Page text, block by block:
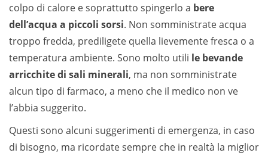
colpo di calore e soprattutto spingerlo a bere
dell’acqua a piccoli sorsi. Non somministrate acqua
troppo fredda, prediligete quella lievemente fresca o a
temperatura ambiente. Sono molto utili le bevande
arricchite di sali minerali, ma non somministrate
alcun tipo di farmaco, a meno che il medico non ve
l’abbia suggerito.
Questi sono alcuni suggerimenti di emergenza, in caso
di bisogno, ma ricordate sempre che in realtà la miglior